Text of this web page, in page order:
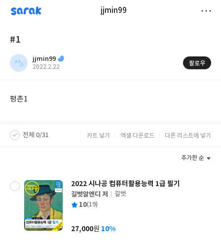
sarak jjmin99
#1
jjmin99
작
2022.2.22
팔로우
평촌1
전체 0/31 카트 넣기 엑셀 다운로드 다른 리스트에 넣기
추가한 순
2022 시나공 컴퓨터활용능력 1급 필기
글
쓴
길벗알앤디 저
출
사
길벗
평 10(19)
가
27,000원 10%